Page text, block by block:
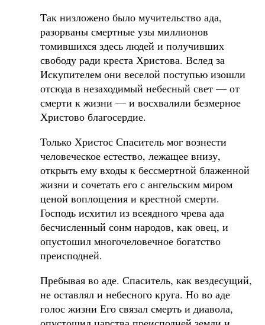
Так низложено было мучительство ада,
разорваны смертные узы миллионов
томившихся здесь людей и получивших
свободу ради креста Христова. Вслед за
Искупителем они веселой поступью изошли
отсюда в незаходимый небесный свет — от
смерти к жизни — и восхвалили безмерное
Христово благосердие.
Только Христос Спаситель мог вознести
человеческое естество, лежащее внизу,
открыть ему входы к бессмертной блаженной
жизни и сочетать его с ангельским миром
ценой воплощения и крестной смерти.
Господь исхитил из всеядного чрева ада
бесчисленный сонм народов, как овец, и
опустошил многочеловечное богатство
преисподней.
Пребывая во аде. Спаситель, как вездесущий,
не оставлял и небесного круга. Но во аде
голос жизни Его связал смерть и диавола,